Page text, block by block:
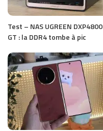
Test – NAS UGREEN DXP4800
GT : la DDR4 tombe à pic